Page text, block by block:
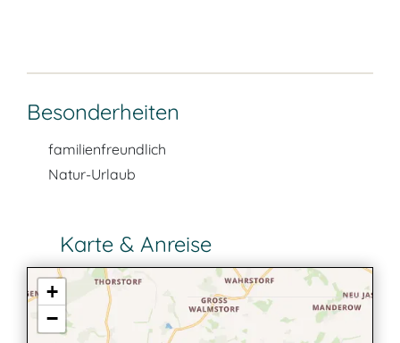
Besonderheiten
familienfreundlich
Natur-Urlaub
Karte & Anreise
+
−